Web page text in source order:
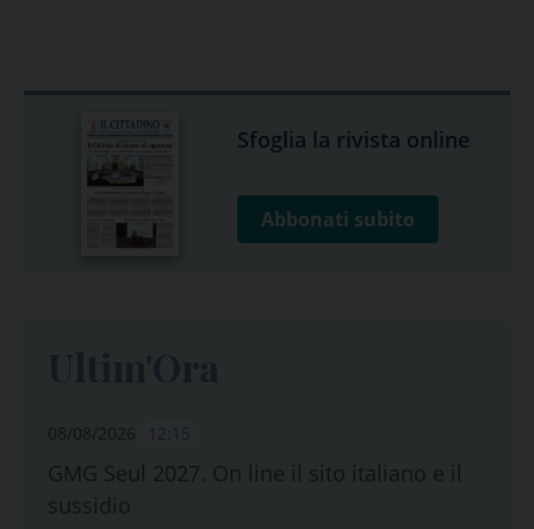
Sfoglia la rivista online
Abbonati subito
08/08/2026
GMG Seul 2027. On line il sito italiano e il
sussidio